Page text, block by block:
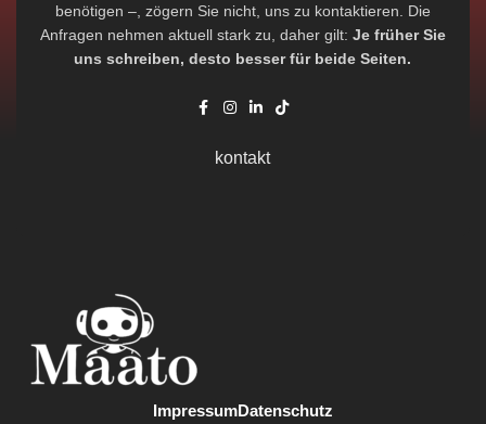
benötigen –, zögern Sie nicht, uns zu kontaktieren. Die
Anfragen nehmen aktuell stark zu, daher gilt: Je früher Sie
uns schreiben, desto besser für beide Seiten.
kontakt
ImpressumDatenschutz